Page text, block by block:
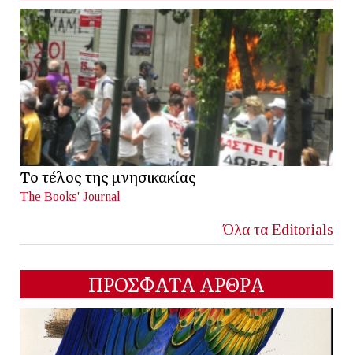
Το τέλος της μνησικακίας
The Books' Journal
Όλα τα Editorials
ΠΡΟΣΦΑΤΑ ΑΡΘΡΑ